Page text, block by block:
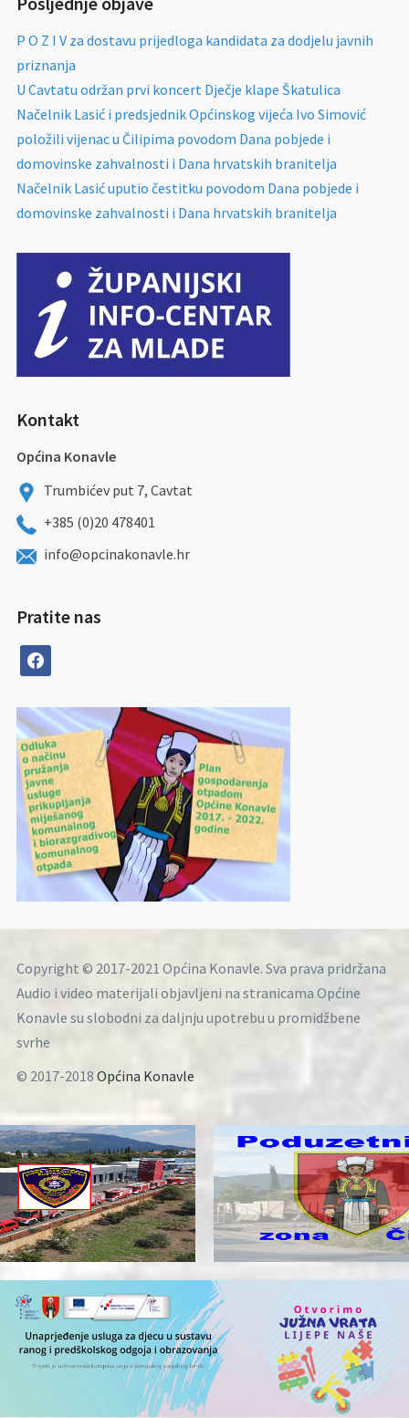
P O Z I V za dostavu prijedloga kandidata za dodjelu javnih
priznanja
U Cavtatu održan prvi koncert Dječje klape Škatulica
Načelnik Lasić i predsjednik Općinskog vijeća Ivo Simović
položili vijenac u Čilipima povodom Dana pobjede i
domovinske zahvalnosti i Dana hrvatskih branitelja
Načelnik Lasić uputio čestitku povodom Dana pobjede i
domovinske zahvalnosti i Dana hrvatskih branitelja
Kontakt
Općina Konavle
Trumbićev put 7, Cavtat
+385 (0)20 478401
info@opcinakonavle.hr
Pratite nas
facebook
Copyright © 2017-2021 Općina Konavle. Sva prava pridržana
Audio i video materijali objavljeni na stranicama Općine
Konavle su slobodni za daljnju upotrebu u promidžbene
svrhe
© 2017-2018 Općina Konavle